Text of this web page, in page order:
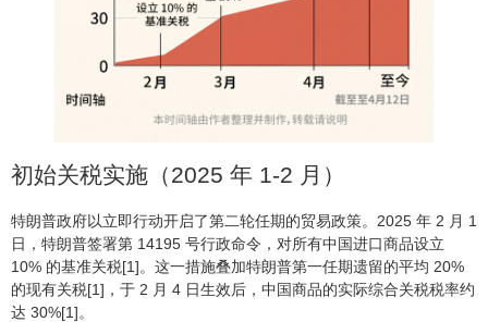
初始关税实施（2025 年 1-2 月）
特朗普政府以立即行动开启了第二轮任期的贸易政策。2025 年 2 月 1
日，特朗普签署第 14195 号行政命令，对所有中国进口商品设立
10% 的基准关税[1]。这一措施叠加特朗普第一任期遗留的平均 20%
的现有关税[1]，于 2 月 4 日生效后，中国商品的实际综合关税税率约
达 30%[1]。